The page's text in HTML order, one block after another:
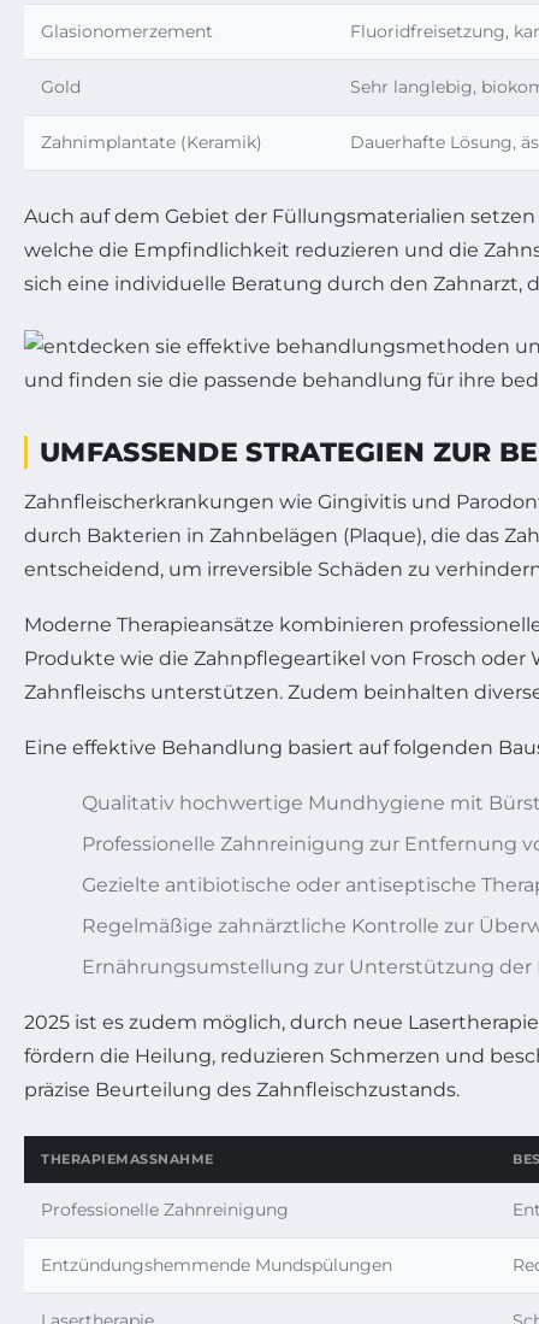
Glasionomerzement Fluoridfreisetzung,
Gold Sehr langlebig,
Zahnimplantate (Keramik) Dauerhafte Lösung,
Auch auf dem Gebiet der Füllungsmaterialien
welche die Empfindlichkeit reduzieren und die
sich eine individuelle Beratung durch den Zahnarzt,
UMFASSENDE STRATEGIEN ZUR
Zahnfleischerkrankungen wie Gingivitis und
durch Bakterien in Zahnbelägen (Plaque), die das
entscheidend, um irreversible Schäden zu
Moderne Therapieansätze kombinieren
Produkte wie die Zahnpflegeartikel von Frosch
Zahnfleischs unterstützen. Zudem beinhalten
Eine effektive Behandlung basiert auf folgenden
Qualitativ hochwertige Mundhygiene mit
Professionelle Zahnreinigung zur Entfernung
Gezielte antibiotische oder antiseptische
Regelmäßige zahnärztliche Kontrolle zur
Ernährungsumstellung zur Unterstützung
2025 ist es zudem möglich, durch neue
fördern die Heilung, reduzieren Schmerzen und
präzise Beurteilung des Zahnfleischzustands.
THERAPIEMASSNAHME
Professionelle Zahnreinigung
Entzündungshemmende Mundspülungen